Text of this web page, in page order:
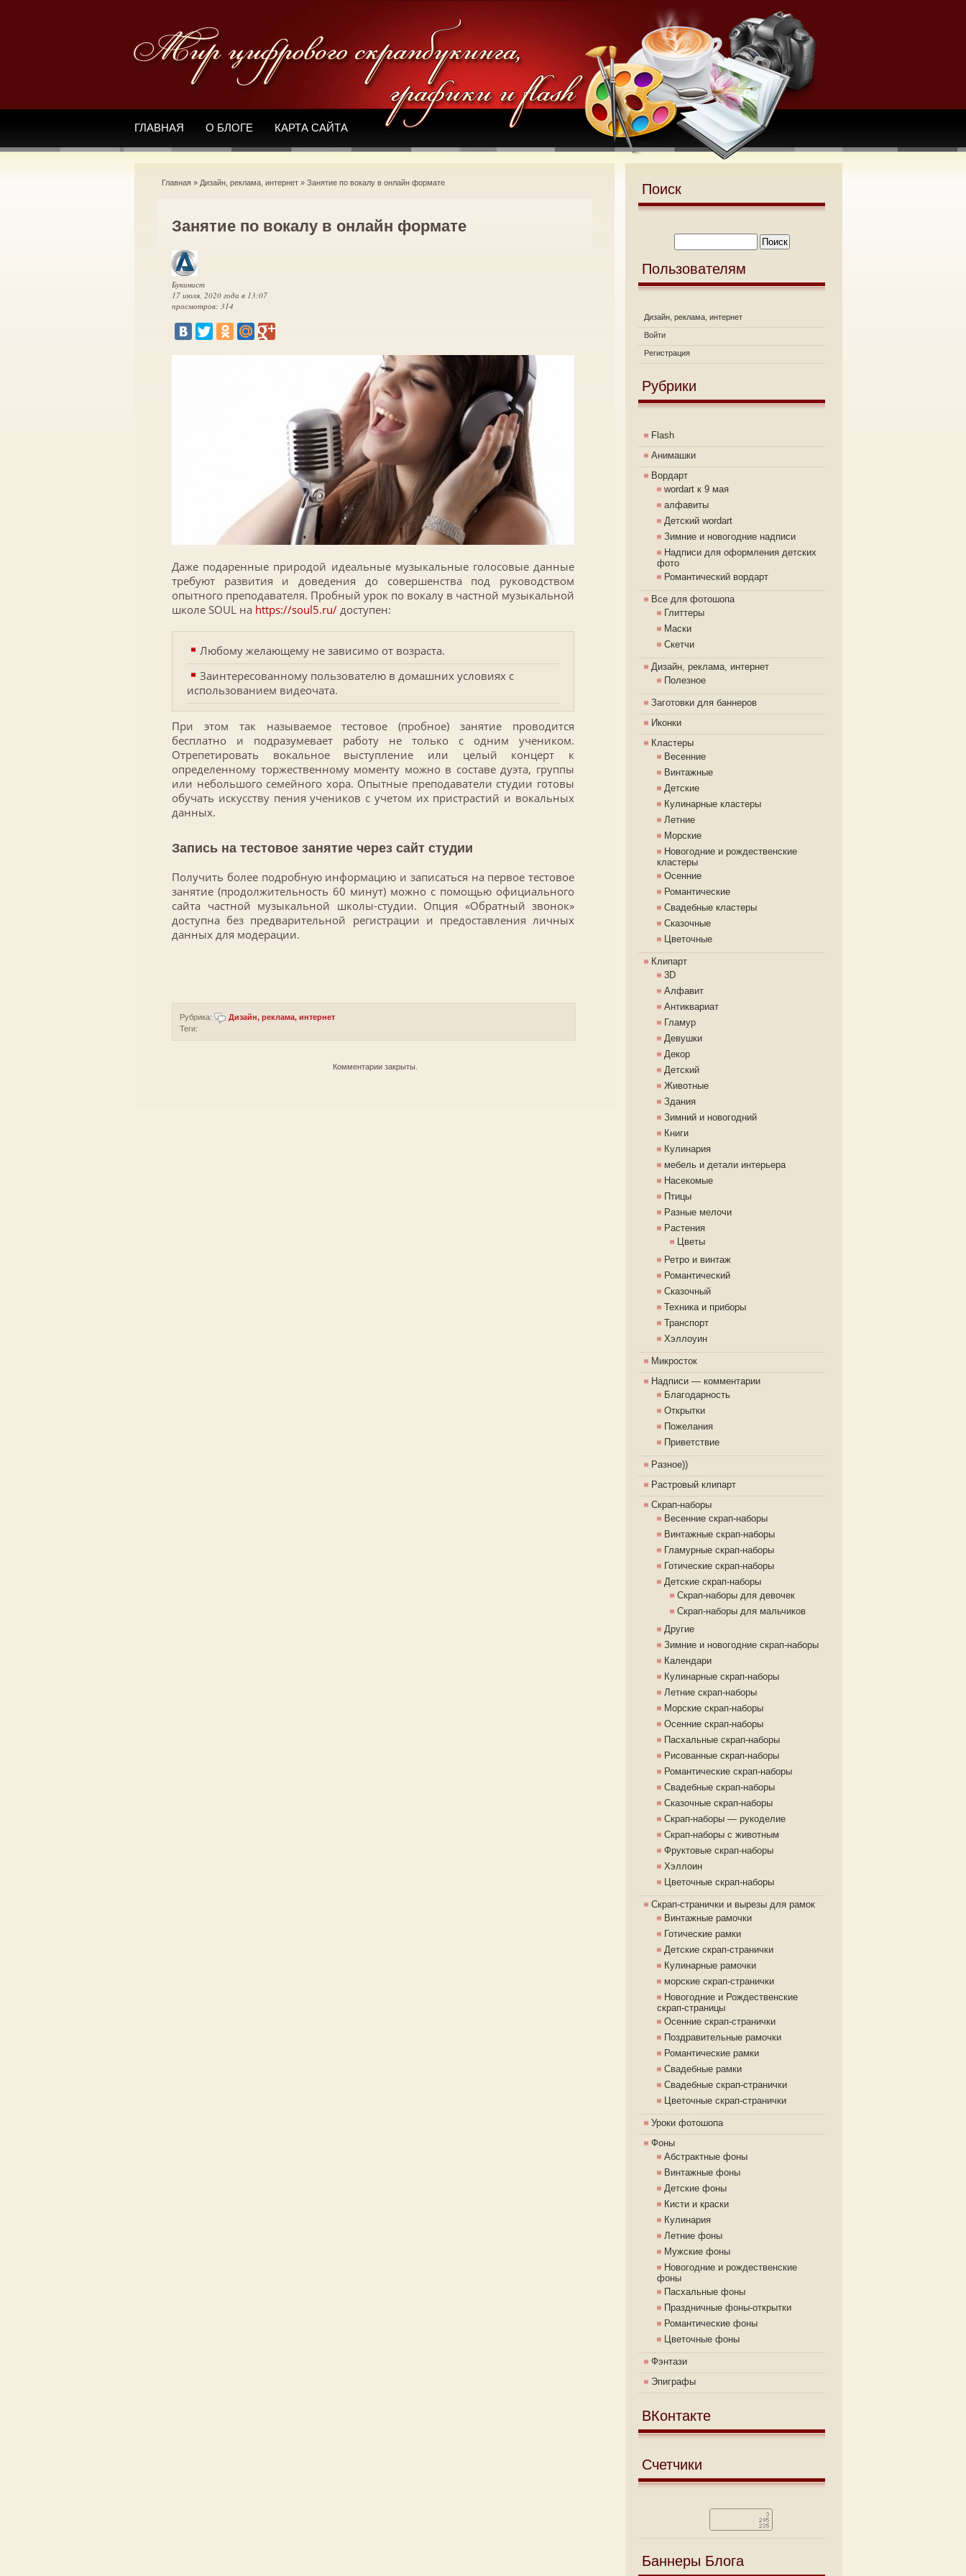
ГЛАВНАЯ О БЛОГЕ КАРТА САЙТА
Главная » Дизайн, реклама, интернет » Занятие по вокалу в онлайн формате
Занятие по вокалу в онлайн формате
Букинист
17 июля, 2020 года в 13:07
просмотров: 314
Даже подаренные природой идеальные музыкальные голосовые данные
требуют развития и доведения до совершенства под руководством
опытного преподавателя. Пробный урок по вокалу в частной музыкальной
школе SOUL на https://soul5.ru/ доступен:
Любому желающему не зависимо от возраста.
Заинтересованному пользователю в домашних условиях с
использованием видеочата.
При этом так называемое тестовое (пробное) занятие проводится
бесплатно и подразумевает работу не только с одним учеником.
Отрепетировать вокальное выступление или целый концерт к
определенному торжественному моменту можно в составе дуэта, группы
или небольшого семейного хора. Опытные преподаватели студии готовы
обучать искусству пения учеников с учетом их пристрастий и вокальных
данных.
Запись на тестовое занятие через сайт студии
Получить более подробную информацию и записаться на первое тестовое
занятие (продолжительность 60 минут) можно с помощью официального
сайта частной музыкальной школы-студии. Опция «Обратный звонок»
доступна без предварительной регистрации и предоставления личных
данных для модерации.
Рубрика:
Дизайн, реклама, интернет
Теги:
Комментарии закрыты.
Поиск
Пользователям
Дизайн, реклама, интернет
Войти
Регистрация
Рубрики
Flash
Анимашки
Вордарт
wordart к 9 мая
алфавиты
Детский wordart
Зимние и новогодние надписи
Надписи для оформления детских
фото
Романтический вордарт
Все для фотошопа
Глиттеры
Маски
Скетчи
Дизайн, реклама, интернет
Полезное
Заготовки для баннеров
Иконки
Кластеры
Весенние
Винтажные
Детские
Кулинарные кластеры
Летние
Морские
Новогодние и рождественские
кластеры
Осенние
Романтические
Свадебные кластеры
Сказочные
Цветочные
Клипарт
3D
Алфавит
Антиквариат
Гламур
Девушки
Декор
Детский
Животные
Здания
Зимний и новогодний
Книги
Кулинария
мебель и детали интерьера
Насекомые
Птицы
Разные мелочи
Растения
Цветы
Ретро и винтаж
Романтический
Сказочный
Техника и приборы
Транспорт
Хэллоуин
Микросток
Надписи — комментарии
Благодарность
Открытки
Пожелания
Приветствие
Разное))
Растровый клипарт
Скрап-наборы
Весенние скрап-наборы
Винтажные скрап-наборы
Гламурные скрап-наборы
Готические скрап-наборы
Детские скрап-наборы
Скрап-наборы для девочек
Скрап-наборы для мальчиков
Другие
Зимние и новогодние скрап-наборы
Календари
Кулинарные скрап-наборы
Летние скрап-наборы
Морские скрап-наборы
Осенние скрап-наборы
Пасхальные скрап-наборы
Рисованные скрап-наборы
Романтические скрап-наборы
Свадебные скрап-наборы
Сказочные скрап-наборы
Скрап-наборы — рукоделие
Скрап-наборы с животным
Фруктовые скрап-наборы
Хэллоин
Цветочные скрап-наборы
Скрап-странички и вырезы для рамок
Винтажные рамочки
Готические рамки
Детские скрап-странички
Кулинарные рамочки
морские скрап-странички
Новогодние и Рождественские
скрап-страницы
Осенние скрап-странички
Поздравительные рамочки
Романтические рамки
Свадебные рамки
Свадебные скрап-странички
Цветочные скрап-странички
Уроки фотошопа
Фоны
Абстрактные фоны
Винтажные фоны
Детские фоны
Кисти и краски
Кулинария
Летние фоны
Мужские фоны
Новогодние и рождественские
фоны
Пасхальные фоны
Праздничные фоны-открытки
Романтические фоны
Цветочные фоны
Фэнтази
Эпиграфы
ВКонтакте
Счетчики
Баннеры Блога